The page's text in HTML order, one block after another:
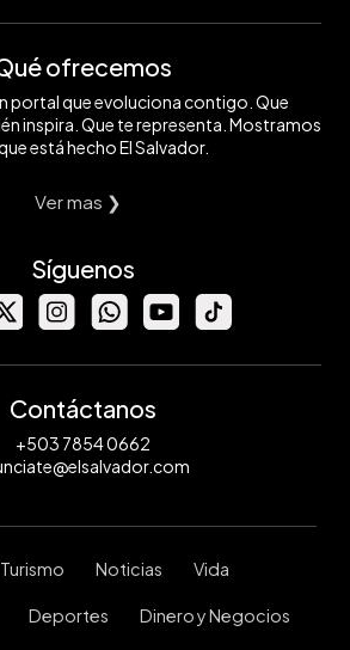
ofrecemos
portal que evoluciona contigo. Que
inspira. Que te representa. Mostramos
está hecho El Salvador.
Ver mas ❯
Síguenos
Contáctanos
+503 7854 0662
Turismo Noticias Vida
Deportes Dinero y Negocios